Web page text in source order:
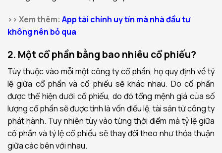
>> Xem thêm: App tài chính uy tín mà nhà đầu tư
không nên bỏ qua
2. Một cổ phần bằng bao nhiêu cổ phiếu?
Tùy thuộc vào mỗi một công ty cổ phần, họ quy định về tỷ
lệ giữa cổ phần và cổ phiếu sẽ khác nhau. Do cổ phần
được thể hiện dưới cổ phiếu, do đó tổng mệnh giá của số
lượng cổ phần sẽ được tính là vốn điều lệ, tài sản từ công ty
phát hành. Tuy nhiên tùy vào từng thời điểm mà tỷ lệ giữa
cổ phần và tỷ lệ cổ phiếu sẽ thay đổi theo như thỏa thuận
giữa các bên với nhau.